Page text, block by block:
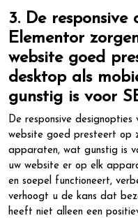
3. De responsive
Elementor
website goed
desktop als
gunstig is voor
De responsive
website goed presteert op
apparaten, wat gunstig is
uw website er op elk
en soepel functioneert,
verhoogt u de kans dat
heeft niet alleen een